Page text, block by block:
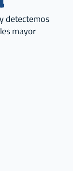
detectemos
mayor